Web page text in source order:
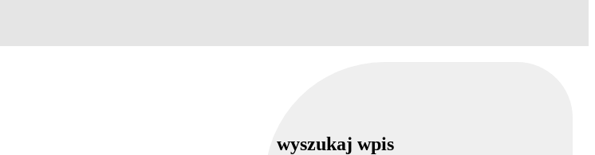
wyszukaj wpis